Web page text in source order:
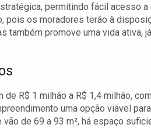
permitindo fácil acesso
pois os moradores terão à
também promove uma vida ativa,
R$ 1 milhão a R$ 1,4 milhão,
uma opção viável
de 69 a 93 m², há espaço